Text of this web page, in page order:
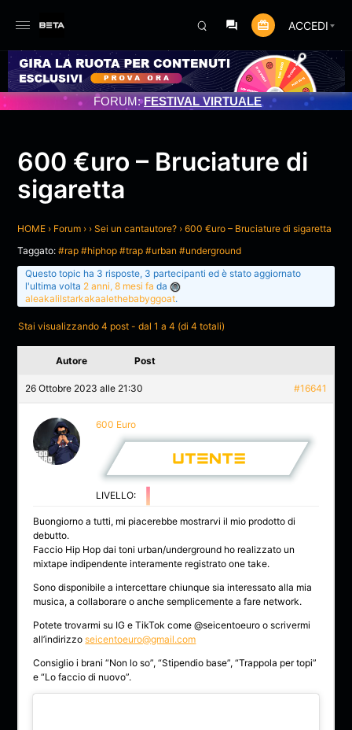
ACCEDI
PROGRAMMATO 3/07/2025
FORUM:FESTIVAL VIRTUALE
600 €uro – Bruciature di
sigaretta
HOME › Forum › › Sei un cantautore? › 600 €uro – Bruciature di sigaretta
Taggato:#rap #hiphop #trap #urban #underground
Questo topic ha 3 risposte, 3 partecipanti ed è stato aggiornato
l'ultima volta 2 anni, 8 mesi fa da
aleakalilstarkakaalethebabyggoat.
Stai visualizzando 4 post - dal 1 a 4 (di 4 totali)
Autore Post
26 Ottobre 2023 alle 21:30 #16641
600 Euro
LIVELLO:
Buongiorno a tutti, mi piacerebbe mostrarvi il mio prodotto di
debutto.
Faccio Hip Hop dai toni urban/underground ho realizzato un
mixtape indipendente interamente registrato one take.
Sono disponibile a intercettare chiunque sia interessato alla mia
musica, a collaborare o anche semplicemente a fare network.
Potete trovarmi su IG e TikTok come @seicentoeuro o scrivermi
all’indirizzoseicentoeuro@gmail.com
Consiglio i brani “Non lo so”, “Stipendio base”, “Trappola per topi”
e “Lo faccio di nuovo”.